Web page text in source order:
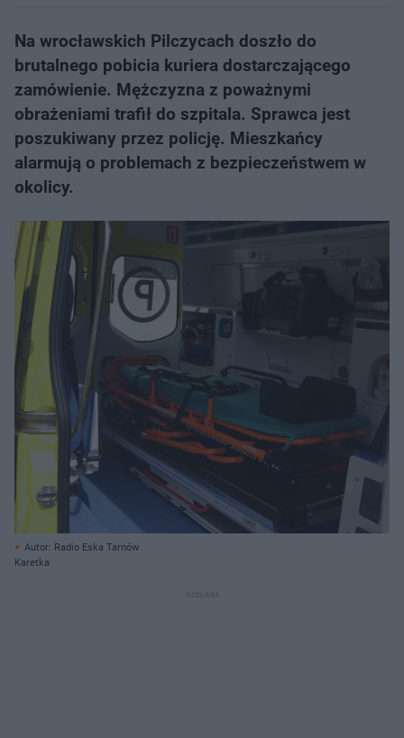
Na wrocławskich Pilczycach doszło do
brutalnego pobicia kuriera dostarczającego
zamówienie. Mężczyzna z poważnymi
obrażeniami trafił do szpitala. Sprawca jest
poszukiwany przez policję. Mieszkańcy
alarmują o problemach z bezpieczeństwem w
okolicy.
Autor: Radio Eska Tarnów
Karetka